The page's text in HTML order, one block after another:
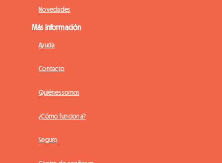
Novedades
Más información
Ayuda
Contacto
Quiénes somos
¿Cómo funciona?
Seguro